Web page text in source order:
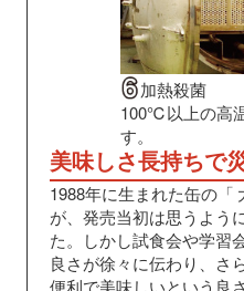
加熱殺菌
100℃以上の高
す。
美味しさ長持ちで
1988年に生まれた缶の「
が、発売当初は思うよう
た。しかし試食会や学習
良さが徐々に伝わり、さ
便利で美味しいという良